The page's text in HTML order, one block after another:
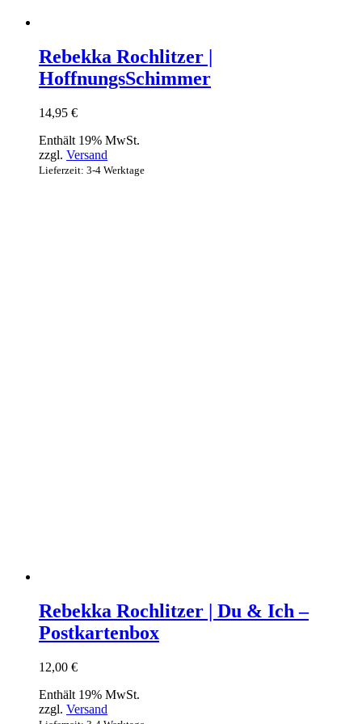
Rebekka Rochlitzer |
HoffnungsSchimmer
14,95 €
Enthält 19% MwSt.
zzgl. Versand
Lieferzeit: 3-4 Werktage
Rebekka Rochlitzer | Du & Ich –
Postkartenbox
12,00 €
Enthält 19% MwSt.
zzgl. Versand